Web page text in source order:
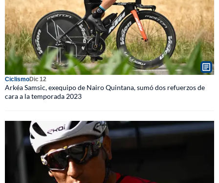
CiclismoDic 12
Arkéa Samsic, exequipo de Nairo Quintana, sumó dos refuerzos de
cara a la temporada 2023